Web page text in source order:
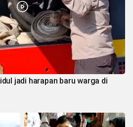
jadi harapan baru warga di